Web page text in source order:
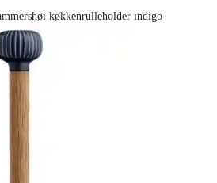
køkkenrulleholder indigo